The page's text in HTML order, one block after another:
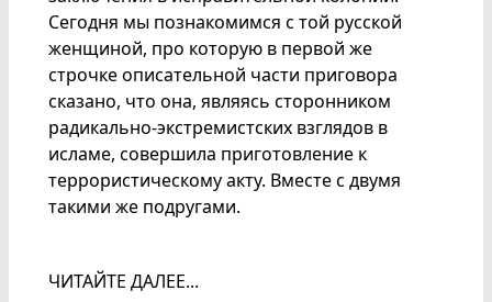
Сегодня мы познакомимся с той русской
женщиной, про которую в первой же
строчке описательной части приговора
сказано, что она, являясь сторонником
радикально-экстремистских взглядов в
исламе, совершила приготовление к
террористическому акту. Вместе с двумя
такими же подругами.
ЧИТАЙТЕ ДАЛЕЕ...